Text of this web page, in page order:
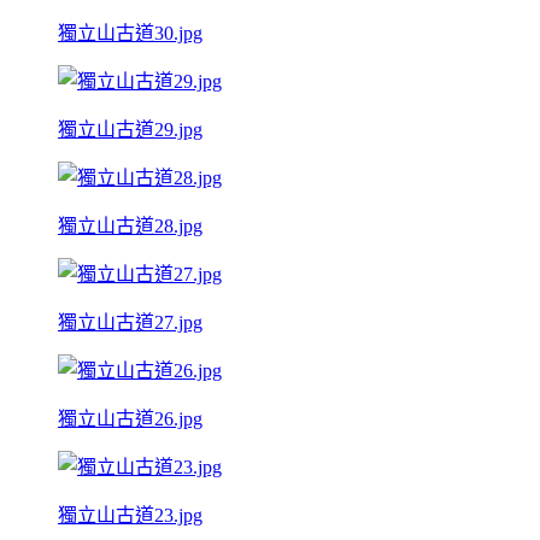
獨立山古道30.jpg
獨立山古道29.jpg
獨立山古道28.jpg
獨立山古道27.jpg
獨立山古道26.jpg
獨立山古道23.jpg